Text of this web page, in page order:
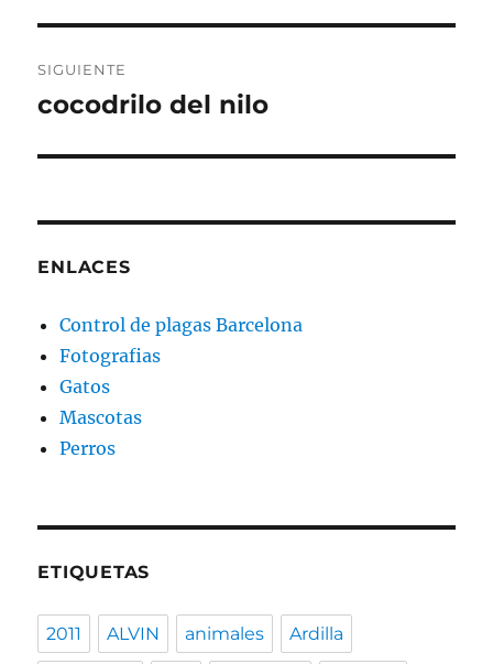
SIGUIENTE
Entrada
cocodrilo del nilo
ENLACES
Control de plagas Barcelona
Fotografias
Gatos
Mascotas
Perros
ETIQUETAS
2011 ALVIN animales Ardilla